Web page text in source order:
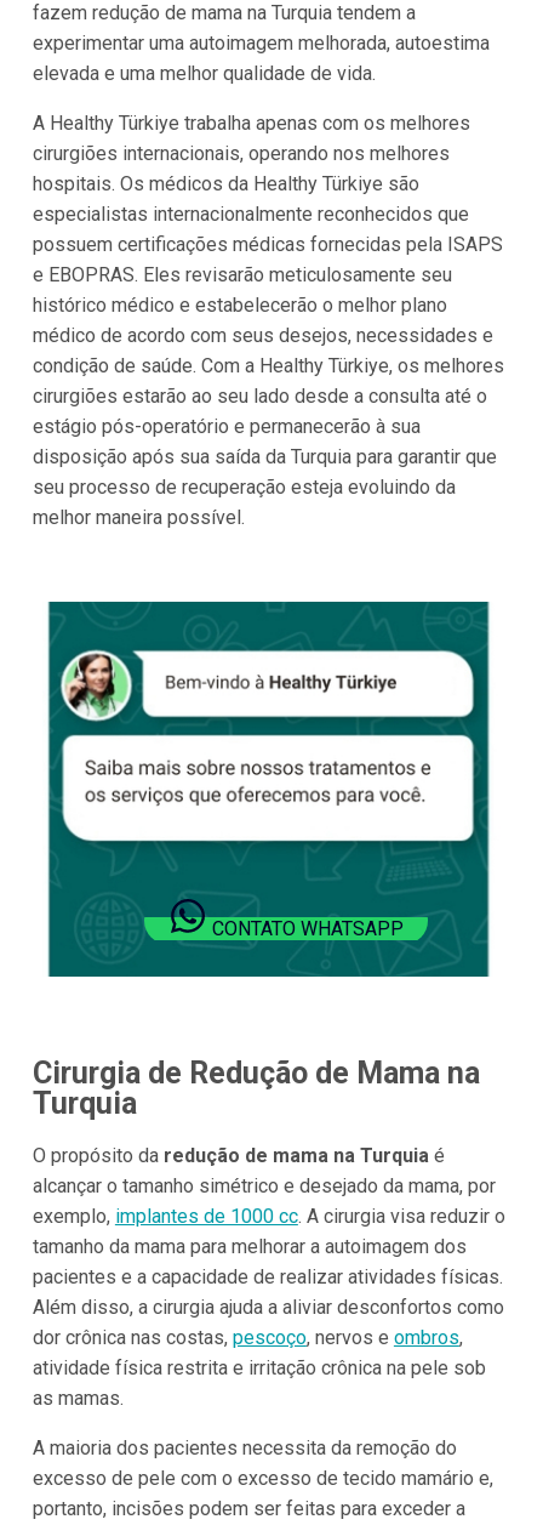
fazem redução de mama na Turquia tendem a
experimentar uma autoimagem melhorada, autoestima
elevada e uma melhor qualidade de vida.
A Healthy Türkiye trabalha apenas com os melhores
cirurgiões internacionais, operando nos melhores
hospitais. Os médicos da Healthy Türkiye são
especialistas internacionalmente reconhecidos que
possuem certificações médicas fornecidas pela ISAPS
e EBOPRAS. Eles revisarão meticulosamente seu
histórico médico e estabelecerão o melhor plano
médico de acordo com seus desejos, necessidades e
condição de saúde. Com a Healthy Türkiye, os melhores
cirurgiões estarão ao seu lado desde a consulta até o
estágio pós-operatório e permanecerão à sua
disposição após sua saída da Turquia para garantir que
seu processo de recuperação esteja evoluindo da
melhor maneira possível.
CONTATO WHATSAPP
Cirurgia de Redução de Mama na
Turquia
O propósito da redução de mama na Turquia é
alcançar o tamanho simétrico e desejado da mama, por
exemplo, implantes de 1000 cc. A cirurgia visa reduzir o
tamanho da mama para melhorar a autoimagem dos
pacientes e a capacidade de realizar atividades físicas.
Além disso, a cirurgia ajuda a aliviar desconfortos como
dor crônica nas costas, pescoço, nervos e ombros,
atividade física restrita e irritação crônica na pele sob
as mamas.
A maioria dos pacientes necessita da remoção do
excesso de pele com o excesso de tecido mamário e,
portanto, incisões podem ser feitas para exceder a